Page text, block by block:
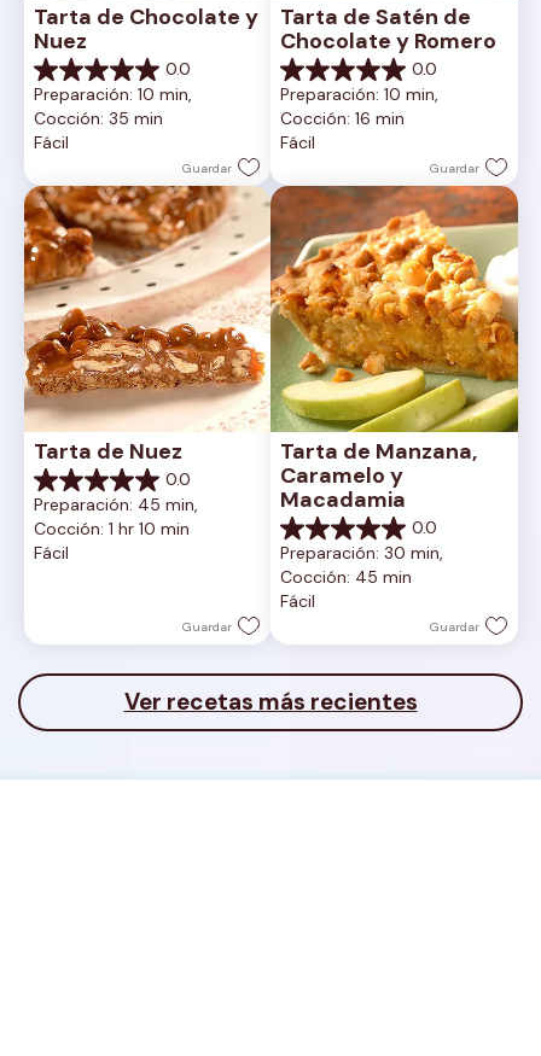
Tarta de Chocolate y
Nuez
0.0
0.0
de
5
estrellas.
Preparación: 10 min,
Cocción: 35 min
Fácil
Guardar
Tarta de Satén de
Chocolate y Romero
0.0
0.0
de
5
estrellas.
Preparación: 10 min,
Cocción: 16 min
Fácil
Guardar
Tarta de Nuez
0.0
0.0
de
5
estrellas.
Preparación: 45 min,
Cocción: 1 hr 10 min
Fácil
Guardar
Tarta de Manzana,
Caramelo y
Macadamia
0.0
0.0
de
5
estrellas.
Preparación: 30 min,
Cocción: 45 min
Fácil
Guardar
Ver recetas más recientes